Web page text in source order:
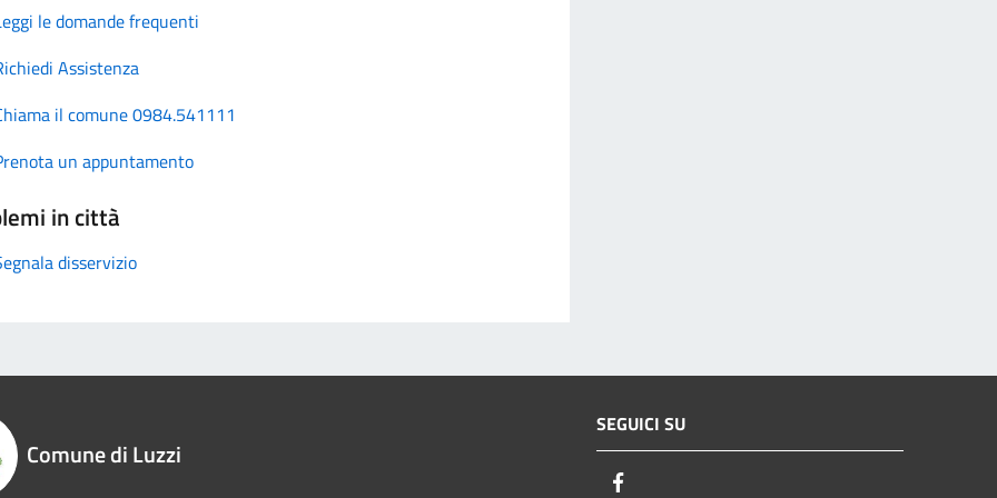
le domande frequenti
Assistenza
il comune 0984.541111
un appuntamento
in città
disservizio
Comune di Luzzi
SEGUICI SU